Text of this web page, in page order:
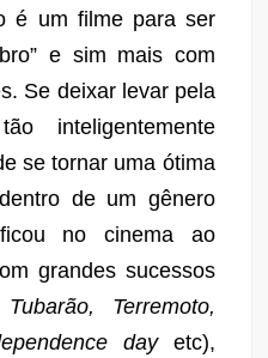
é um filme para ser
e sim mais com
Se deixar levar pela
inteligentemente
se tornar uma ótima
de um gênero
no cinema ao
grandes sucessos
Tubarão, Terremoto,
dayetc),